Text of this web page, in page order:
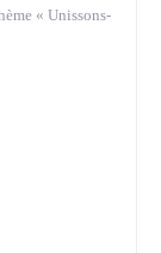
« Unissons-